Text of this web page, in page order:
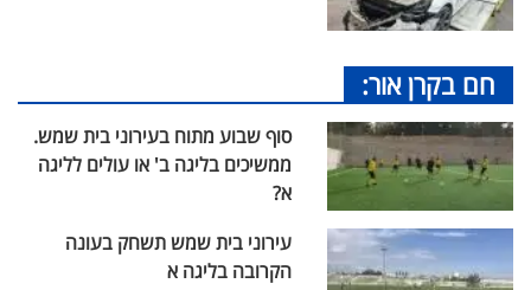
חם בקרן אור:
סוף שבוע מתוח בעירוני בית שמש.
ממשיכים בליגה ב' או עולים לליגה
א?
עירוני בית שמש תשחק בעונה
הקרובה בליגה א